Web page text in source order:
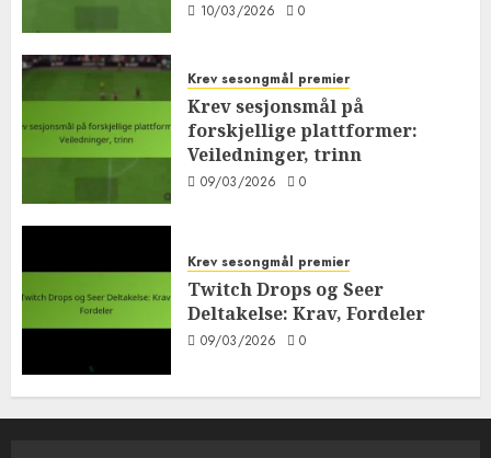
10/03/2026 0
Krev sesongmål premier
Krev sesjonsmål på
forskjellige plattformer:
Veiledninger, trinn
09/03/2026 0
Krev sesongmål premier
Twitch Drops og Seer
Deltakelse: Krav, Fordeler
09/03/2026 0